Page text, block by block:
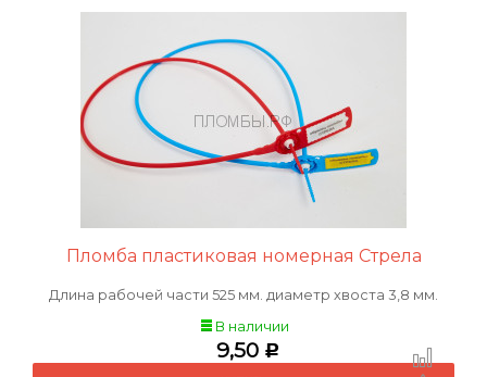
Пломба пластиковая номерная Стрела
Длина рабочей части 525 мм. диаметр хвоста 3,8 мм.
В наличии
9,50 Р